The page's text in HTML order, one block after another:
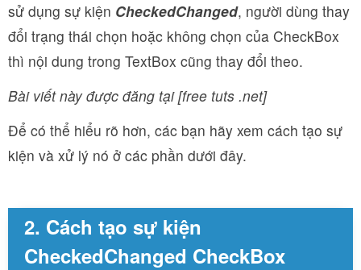
sử dụng sự kiện CheckedChanged, người dùng thay
đổi trạng thái chọn hoặc không chọn của CheckBox
thì nội dung trong TextBox cũng thay đổi theo.
Bài viết này được đăng tại [free tuts .net]
Để có thể hiểu rõ hơn, các bạn hãy xem cách tạo sự
kiện và xử lý nó ở các phần dưới đây.
2. Cách tạo sự kiện
CheckedChanged CheckBox